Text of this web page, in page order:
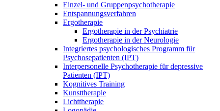
Einzel- und Gruppenpsychotherapie
Entspannungsverfahren
Ergotherapie
Ergotherapie in der Psychiatrie
Ergotherapie in der Neurologie
Integriertes psychologisches Programm für
Psychosepatienten (IPT)
Interpersonelle Psychotherapie für depressive
Patienten (IPT)
Kognitives Training
Kunsttherapie
Lichttherapie